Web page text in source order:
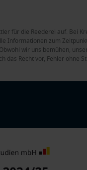
für die Reederei auf. Bei
Informationen zum
wir uns bemühen,
das Recht vor, Fehler ohne